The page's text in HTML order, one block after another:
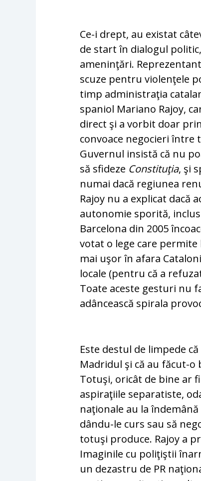
Ce-i drept, au existat
de start în dialogul
ameninţări.
scuze pentru violenţele
timp administraţia
spaniol Mariano Rajoy,
direct şi a vorbit doar
convoace negocieri
Guvernul insistă că nu
să sfideze Cons­ti­tuţia, şi
numai dacă regiunea
Ra­joy nu a explicat dacă
autonomie sporită,
Barcelona din 2005
votat o lege care
mai uşor în afara
locale (pentru că a
Toate aceste gesturi nu
adâncească spirala
Este destul de limpede
Madridul şi că au făcut-o
Totuşi, oricât de bine ar
aspiraţiile separatiste,
naţionale au la
dându-le curs sau să
totuşi produce. Rajoy a
Imaginile cu poliţiştii
un dezastru de PR